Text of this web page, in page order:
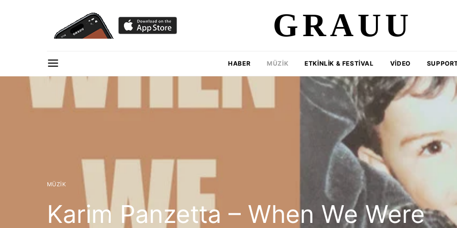
GRAUU
HABER MÜZIK ETKINLIK & FESTIVAL VIDEO
MÜZIK
Karim Panzetta – When We Were